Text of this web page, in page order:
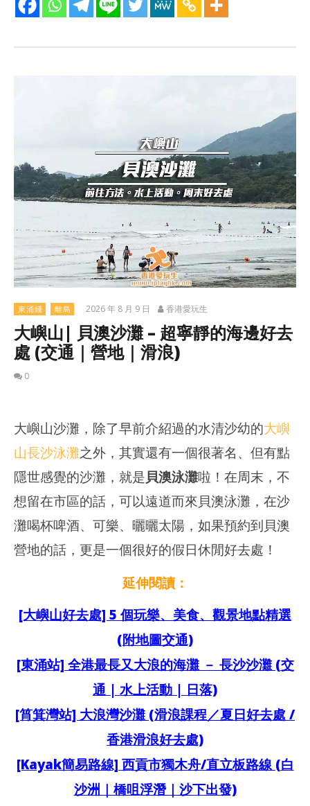
東涌綫 離島 2026 年 8 月 9 日 香港愛玩生
大嶼山| 貝澳沙灘 – 超寧靜的海邊好去
處 (交通｜營地｜滑浪)
0
NOW VIEWING
大嶼山| 貝澳沙灘 – 超寧靜的海邊好去處 (交通｜營地｜滑浪)
日
愛
玩
大嶼山沙灘，除了早前介紹過的水清沙幼的大嶼
山長沙泳灘之外，其實還有一個很著名、但有點
隱世感覺的沙灘，就是貝澳泳灘啦！在周末，不
想留在市區的話，可以遠道而來貝澳泳灘，在沙
灘喝杯啤酒、可樂、曬曬太陽，如果預約到貝澳
營地的話，更是一個很好的假日休閒好去處！
延伸閱讀：
[大嶼山好去處] 5 個玩樂、美食、觀景地點精選
(附地圖交通)
[東涌站] 全港最長又大浪的海灘 － 長沙沙灘 (交
通 | 水上活動 | 日落)
[筲箕灣站] 大浪灣沙灘 (滑浪課程／夏日好去處 /
香港滑浪好去處)
[Kayak簡易路線] 西貢市獨木舟/直立板路線 (白
沙洲｜橋咀浮潛｜沙下出發)